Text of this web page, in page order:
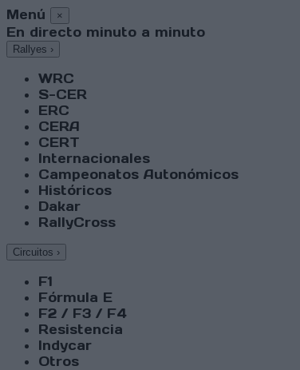
Menú ×
En directo minuto a minuto
Rallyes ›
WRC
S-CER
ERC
CERA
CERT
Internacionales
Campeonatos Autonómicos
Históricos
Dakar
RallyCross
Circuitos ›
F1
Fórmula E
F2 / F3 / F4
Resistencia
Indycar
Otros